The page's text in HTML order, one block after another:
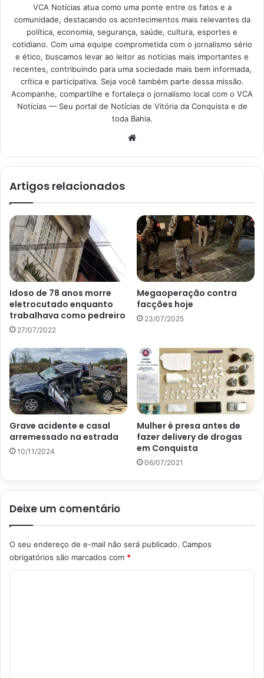
VCA Notícias atua como uma ponte entre os fatos e a
comunidade, destacando os acontecimentos mais relevantes da
política, economia, segurança, saúde, cultura, esportes e
cotidiano. Com uma equipe comprometida com o jornalismo sério
e ético, buscamos levar ao leitor as notícias mais importantes e
recentes, contribuindo para uma sociedade mais bem informada,
crítica e participativa. Seja você também parte dessa missão.
Acompanhe, compartilhe e fortaleça o jornalismo local com o VCA
Notícias — Seu portal de Notícias de Vitória da Conquista e de
toda Bahia.
Artigos relacionados
Idoso de 78 anos morre
eletrocutado enquanto
trabalhava como pedreiro
27/07/2022
Megaoperação contra
facções hoje
23/07/2025
Grave acidente e casal
arremessado na estrada
10/11/2024
Mulher é presa antes de
fazer delivery de drogas
em Conquista
06/07/2021
Deixe um comentário
O seu endereço de e-mail não será publicado. Campos
obrigatórios são marcados com *